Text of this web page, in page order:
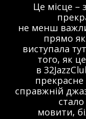
Це місце
не менш
прямо
виступала
того, як
в
прекрасне
справжній
мовити,